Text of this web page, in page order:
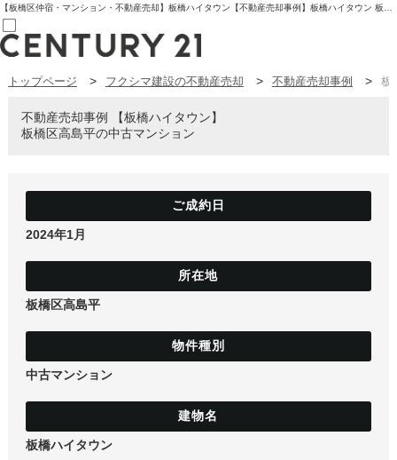
売買部
賃貸部
03-6912-3505
ログイン
物件閲覧履歴
物件を探す
購入TOP
学区から探す
町名から探す
中古戸建て
トップページ フクシマ建設の不動産売却 不動産売却事例 板
不動産売却事例
板橋ハイタウン
板橋区高島平の中古マンション
2024年1月
板橋区高島平
中古マンション
板橋ハイタウン